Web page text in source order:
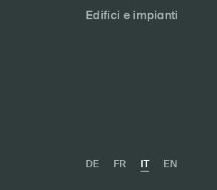
Edifici e impianti
DE FR IT EN